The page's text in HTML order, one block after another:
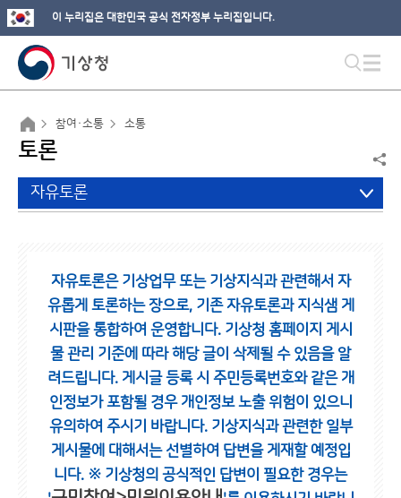
이 누리집은 대한민국 공식 전자정부 누리집입니다.
참여·소통 소통
토론
자유토론
자유토론은 기상업무 또는 기상지식과 관련해서 자
유롭게 토론하는 장으로, 기존 자유토론과 지식샘 게
시판을 통합하여 운영합니다. 기상청 홈페이지 게시
물 관리 기준에 따라 해당 글이 삭제될 수 있음을 알
려드립니다. 게시글 등록 시 주민등록번호와 같은 개
인정보가 포함될 경우 개인정보 노출 위험이 있으니
유의하여 주시기 바랍니다. 기상지식과 관련한 일부
게시물에 대해서는 선별하여 답변을 게재할 예정입
니다. ※ 기상청의 공식적인 답변이 필요한 경우는